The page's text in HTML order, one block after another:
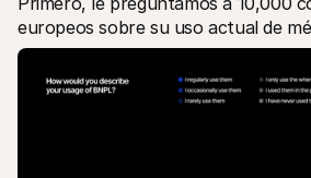
europeos sobre su uso actual de